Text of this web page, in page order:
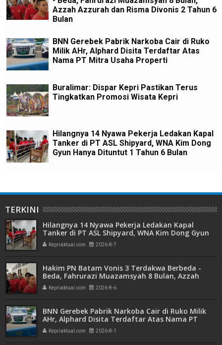
Azzah Azzurah dan Risma Divonis 2 Tahun 6
Bulan
BNN Gerebek Pabrik Narkoba Cair di Ruko
Milik AHr, Alphard Disita Terdaftar Atas
Nama PT Mitra Usaha Properti
Buralimar: Dispar Kepri Pastikan Terus
Tingkatkan Promosi Wisata Kepri
Hilangnya 14 Nyawa Pekerja Ledakan Kapal
Tanker di PT ASL Shipyard, WNA Kim Dong
Gyun Hanya Dituntut 1 Tahun 6 Bulan
TERKINI
Hilangnya 14 Nyawa Pekerja Ledakan Kapal
Tanker di PT ASL Shipyard, WNA Kim Dong Gyun
Hanya Dituntut 1 Tahun 6 Bulan
Kepriaktual.com 2026-8-7
Hakim PN Batam Vonis 3 Terdakwa Berbeda -
Beda, Fahrurazi Muazamsyah 8 Bulan, Azzah
Azzurah dan Risma Divonis 2 Tahun 6 Bulan
Kepriaktual.com 2026-8-6
BNN Gerebek Pabrik Narkoba Cair di Ruko Milik
AHr, Alphard Disita Terdaftar Atas Nama PT
Mitra Usaha Properti
Kepriaktual.com 2026-8-1